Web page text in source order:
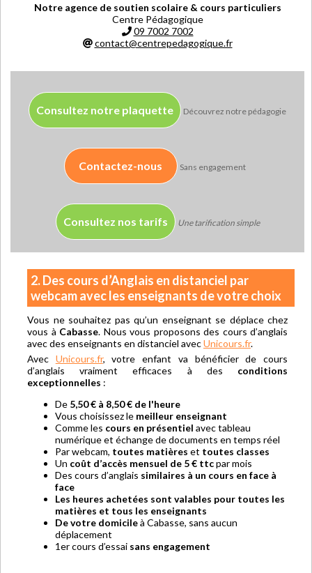
Notre agence de soutien scolaire & cours particuliers
Centre Pédagogique
09 7002 7002
contact@centrepedagogique.fr
Consultez notre plaquette Découvrez notre pédagogie
Contactez-nous Sans engagement
Consultez nos tarifs Une tarification simple
2. Des cours d’Anglais en distanciel par
webcam avec les enseignants de votre choix
Vous ne souhaitez pas qu’un enseignant se déplace chez
vous à Cabasse. Nous vous proposons des cours d’anglais
avec des enseignants en distanciel avecUnicours.fr.
Avec Unicours.fr, votre enfant va bénéficier de cours
d’anglais vraiment efficaces à des conditions
exceptionnelles :
De 5,50 € à 8,50 € de l'heure
Vous choisissez le meilleur enseignant
Comme les cours en présentiel avec tableau
numérique et échange de documents en temps réel
Par webcam, toutes matières et toutes classes
Un coût d’accès mensuel de 5 € ttcpar mois
Des cours d’anglais similaires à un cours en face à
face
Les heures achetées sont valables pour toutes les
matières et tous les enseignants
De votre domicileà Cabasse, sans aucun
déplacement
1er cours d’essai sans engagement